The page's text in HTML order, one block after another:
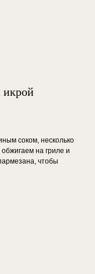
икрой
соком, несколько
на гриле и
чтобы